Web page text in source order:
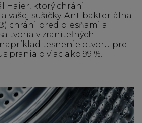
Haier, ktorý chráni
vašej sušičky. Antibakteriálna
chráni pred plesňami a
tvoria v zraniteľných
tesnenie otvoru pre
prania o viac ako 99 %.